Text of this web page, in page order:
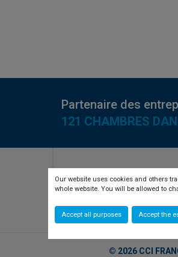
Our website uses cookies and others
whole website. You will be allowed to
Accept all purposes Accept the
Partenaire des
121 CHAMBRES
© 2026 CCI